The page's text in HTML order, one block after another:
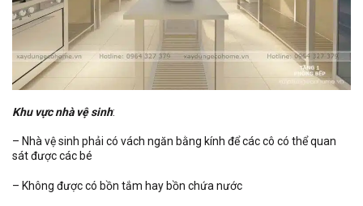
Khu vực nhà vệ sinh:
– Nhà vệ sinh phải có vách ngăn bằng kính để các cô có thể quan
sát được các bé
– Không được có bồn tắm hay bồn chứa nước